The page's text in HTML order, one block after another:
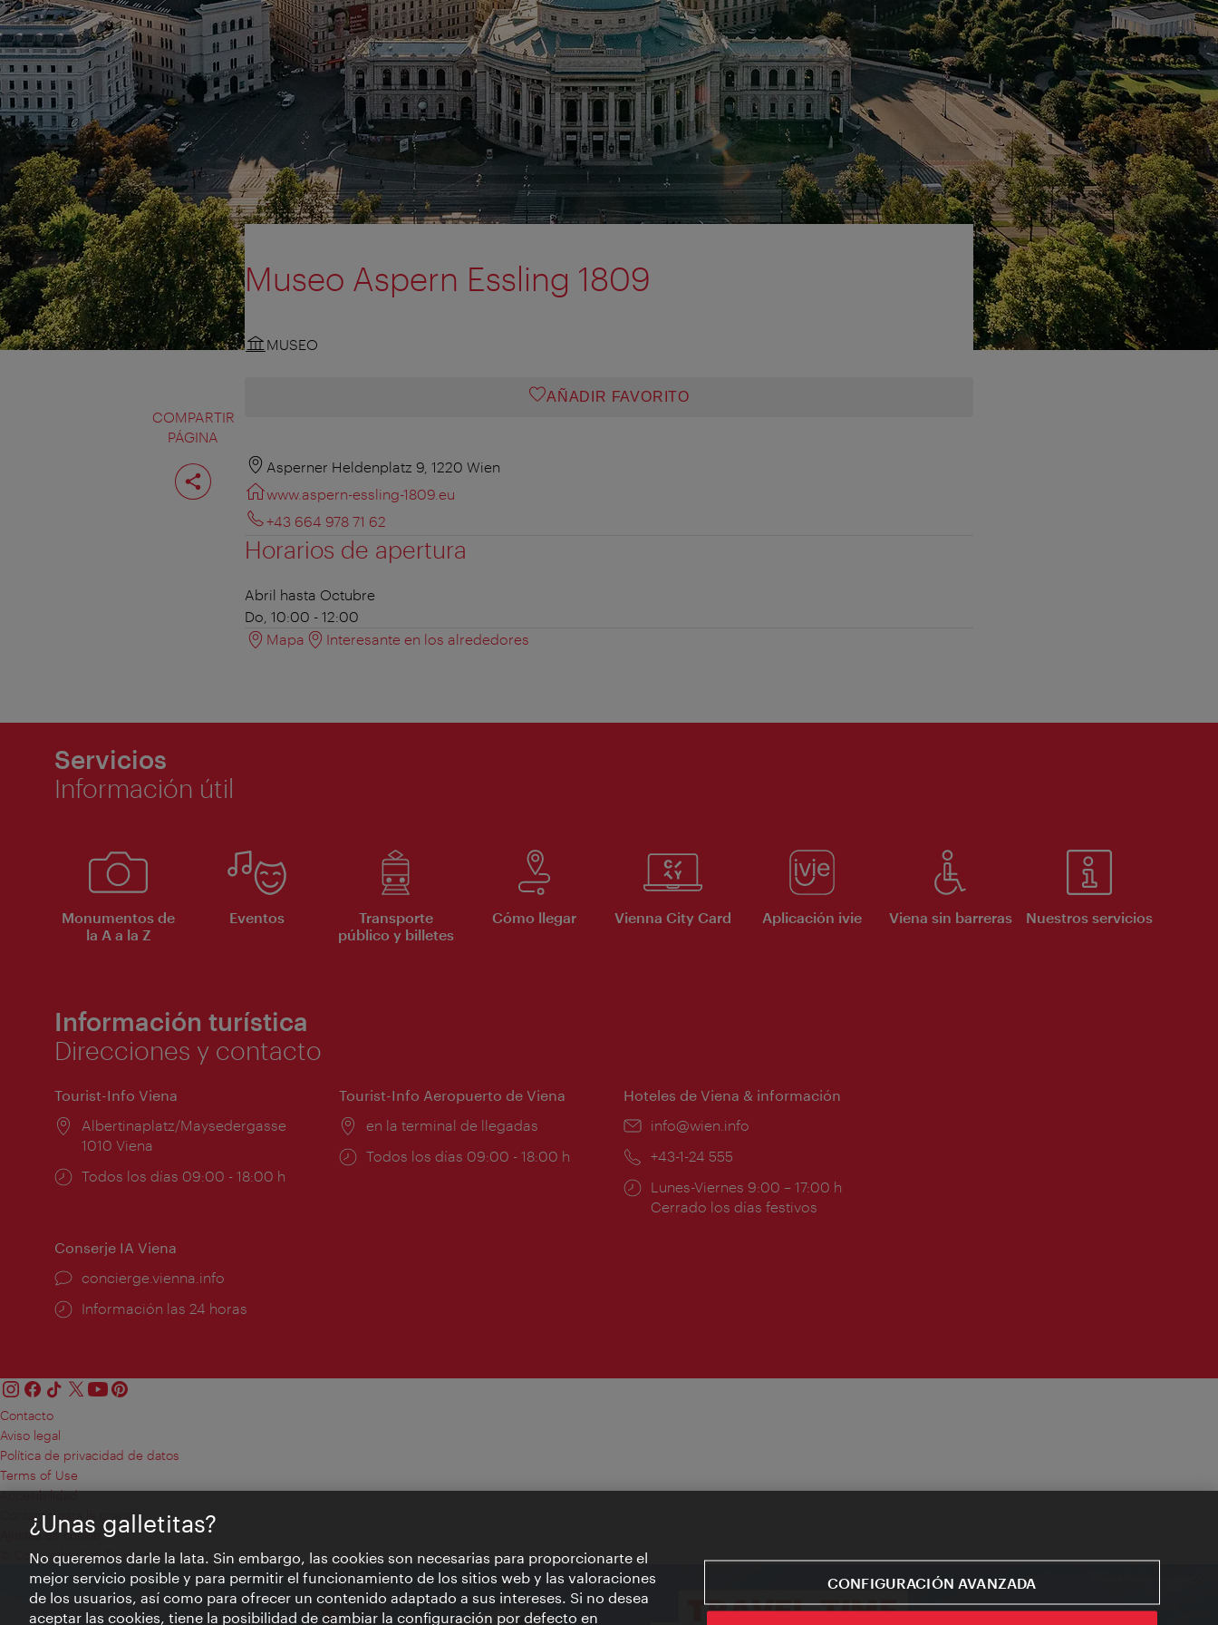
COMPARTIR
PÁGINA
Compartir
página
Museo Aspern Essling 1809
MUSEO
AÑADIR FAVORITO
Asperner Heldenplatz 9, 1220 Wien
www.aspern-essling-1809.eu
+43 664 978 71 62
Horarios de apertura
Abril hasta Octubre
Do, 10:00 - 12:00
Mapa
Interesante en los alrededores
Servicios
Información útil
Monumentos de
la A a la Z
Eventos
Transporte
público y billetes
Cómo llegar Vienna City Card Aplicación ivie Viena sin barreras Nuestros servicios
Información turística
Direcciones y contacto
Tourist-Info Viena
Lugar:
Albertinaplatz/Maysedergasse
1010 Viena
Horarios
Todos los días 09:00 - 18:00 h
Tourist-Info Aeropuerto de Viena
Lugar:
en la terminal de llegadas
Horarios
Todos los días 09:00 - 18:00 h
Hoteles de Viena & información
e-
info@wien.info
Teléfono:
+43-1-24 555
Horarios
de
Lunes-Viernes 9:00 – 17:00 h
Cerrado los días festivos
Conserje IA Viena
concierge.vienna.info
Información las 24 horas
Contacto
Aviso legal
Política de privacidad de datos
Terms of Use
Accesibilidad
Contacto para la prensa
Ajustes de cookie
© Copyright WienTourismus
¿Unas galletitas?
No queremos darle la lata. Sin embargo, las cookies son necesarias para proporcionarte el
mejor servicio posible y para permitir el funcionamiento de los sitios web y las valoraciones
de los usuarios, así como para ofrecer un contenido adaptado a sus intereses. Si no desea
aceptar las cookies, tiene la posibilidad de cambiar la configuración por defecto en
CONFIGURACIÓN AVANZADA